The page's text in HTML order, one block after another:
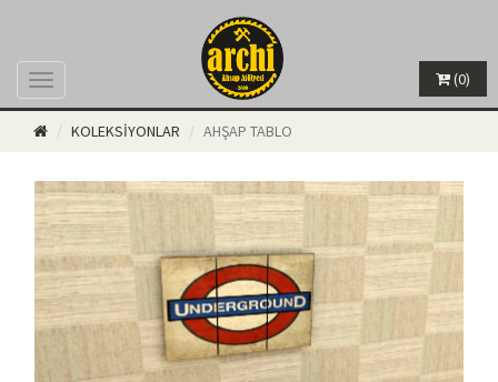
Menü (0)
KOLEKSİYONLAR AHŞAP TABLO